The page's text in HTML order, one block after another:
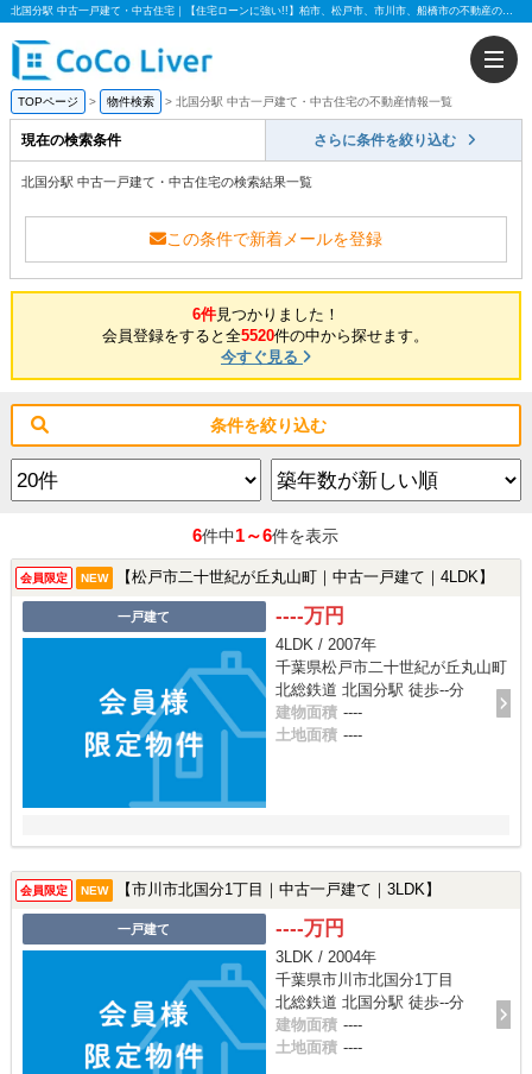
北国分駅 中古一戸建て・中古住宅｜【住宅ローンに強い!!】柏市、松戸市、市川市、船橋市の不動産のことなら株式会社ココリバー
TOPページ 物件検索 北国分駅 中古一戸建て・中古住宅の不動産情報一覧
現在の検索条件 さらに条件を絞り込む
北国分駅 中古一戸建て・中古住宅の検索結果一覧
この条件で新着メールを登録
6件見つかりました！
会員登録をすると全5520件の中から探せます。
今すぐ見る
条件を絞り込む
6件中1～6件を表示
会員限定 NEW 【松戸市二十世紀が丘丸山町｜中古一戸建て｜4LDK】
一戸建て ----万円
4LDK / 2007年
千葉県松戸市二十世紀が丘丸山町
北総鉄道 北国分駅 徒歩--分
建物面積 ----
土地面積 ----
会員限定 NEW 【市川市北国分1丁目｜中古一戸建て｜3LDK】
一戸建て ----万円
3LDK / 2004年
千葉県市川市北国分1丁目
北総鉄道 北国分駅 徒歩--分
建物面積 ----
土地面積 ----